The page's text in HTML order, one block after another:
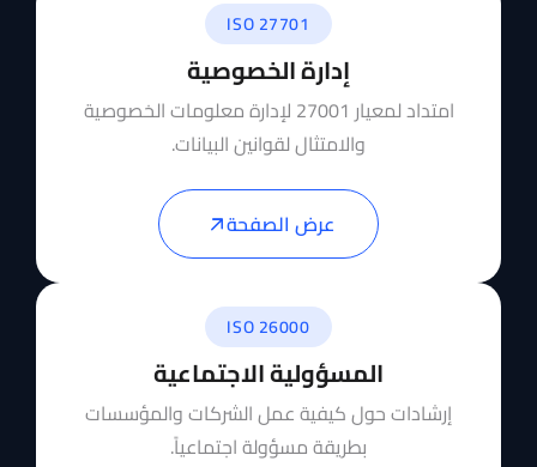
ISO 27701
إدارة الخصوصية
امتداد لمعيار 27001 لإدارة معلومات الخصوصية
والامتثال لقوانين البيانات.
عرض الصفحة
ISO 26000
المسؤولية الاجتماعية
إرشادات حول كيفية عمل الشركات والمؤسسات
بطريقة مسؤولة اجتماعياً.